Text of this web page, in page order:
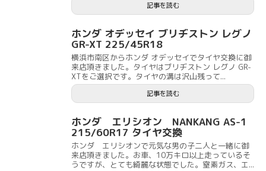
記事を読む
ホンダ オデッセイ ブリヂストン レグノ
GR-XT 225/45R18
横浜市南区からホンダ オデッセイでタイヤ交換に御
来店頂きました。タイヤはブリヂストン レグノ GR-
XTをご選択です。タイヤの溝は沢山残って...
記事を読む
ホンダ エリシオン NANKANG AS-1
215/60R17 タイヤ交換
ホンダ エリシオンで元気な男の子二人と一緒に御
来店頂きました。お車、10万キロ以上走っているそ
うですが、とても綺麗な状態でした。窒素ガス、エ...